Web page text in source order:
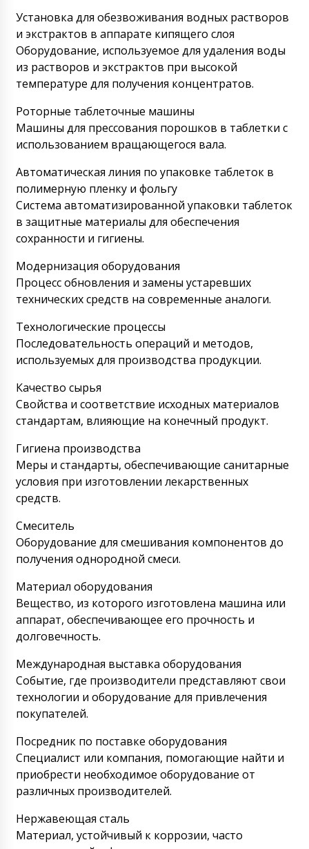
Установка для обезвоживания водных растворов
и экстрактов в аппарате кипящего слоя
Оборудование, используемое для удаления воды
из растворов и экстрактов при высокой
температуре для получения концентратов.
Роторные таблеточные машины
Машины для прессования порошков в таблетки с
использованием вращающегося вала.
Автоматическая линия по упаковке таблеток в
полимерную пленку и фольгу
Система автоматизированной упаковки таблеток
в защитные материалы для обеспечения
сохранности и гигиены.
Модернизация оборудования
Процесс обновления и замены устаревших
технических средств на современные аналоги.
Технологические процессы
Последовательность операций и методов,
используемых для производства продукции.
Качество сырья
Свойства и соответствие исходных материалов
стандартам, влияющие на конечный продукт.
Гигиена производства
Меры и стандарты, обеспечивающие санитарные
условия при изготовлении лекарственных
средств.
Смеситель
Оборудование для смешивания компонентов до
получения однородной смеси.
Материал оборудования
Вещество, из которого изготовлена машина или
аппарат, обеспечивающее его прочность и
долговечность.
Международная выставка оборудования
Событие, где производители представляют свои
технологии и оборудование для привлечения
покупателей.
Посредник по поставке оборудования
Специалист или компания, помогающие найти и
приобрести необходимое оборудование от
различных производителей.
Нержавеющая сталь
Материал, устойчивый к коррозии, часто